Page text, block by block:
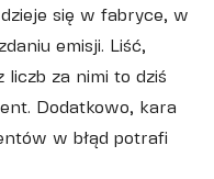
się w fabryce, w
emisji. Liść,
liczb za nimi to dziś
Dodatkowo, kara
w błąd potrafi